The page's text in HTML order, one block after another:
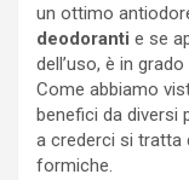
un ottimo
deodoranti e se
dell’uso, è in grado
Come abbiamo
benefici da diversi
a crederci si tratta
formiche.